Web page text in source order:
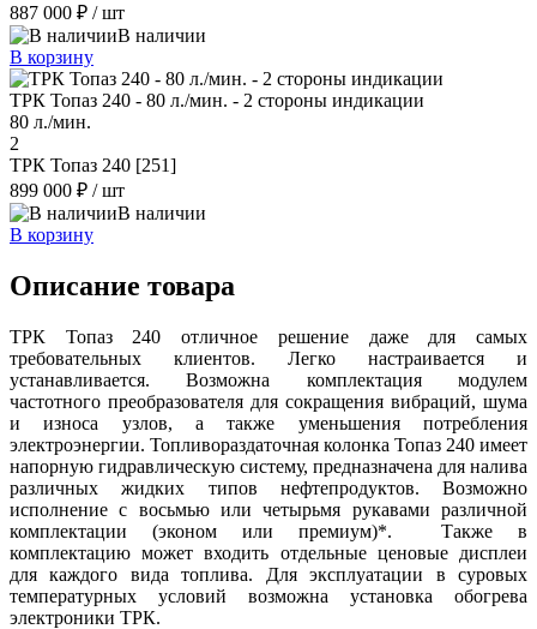
887 000 ₽ / шт
В наличии
В корзину
ТРК Топаз 240 - 80 л./мин. - 2 стороны индикации
80 л./мин.
2
ТРК Топаз 240 [251]
899 000 ₽ / шт
В наличии
В корзину
Описание товара
ТРК Топаз 240 отличное решение даже для самых
требовательных клиентов. Легко настраивается и
устанавливается. Возможна комплектация модулем
частотного преобразователя для сокращения вибраций, шума
и износа узлов, а также уменьшения потребления
электроэнергии. Топливораздаточная колонка Топаз 240 имеет
напорную гидравлическую систему, предназначена для налива
различных жидких типов нефтепродуктов. Возможно
исполнение с восьмью или четырьмя рукавами различной
комплектации (эконом или премиум)*. Также в
комплектацию может входить отдельные ценовые дисплеи
для каждого вида топлива. Для эксплуатации в суровых
температурных условий возможна установка обогрева
электроники ТРК.